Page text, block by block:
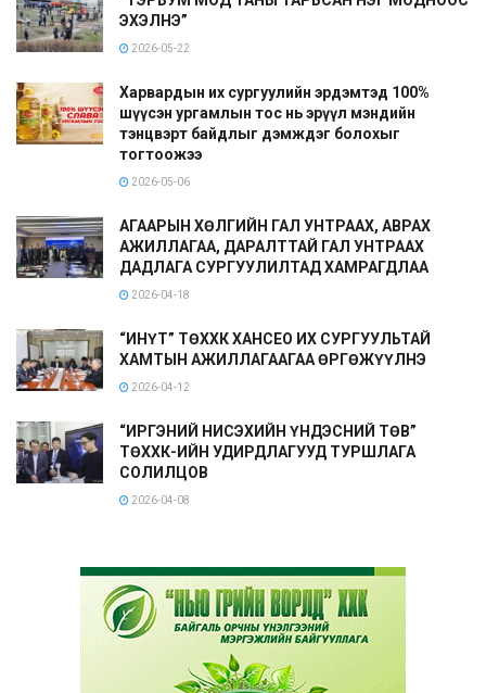
ЭХЭЛНЭ”
2026-05-22
Харвардын их сургуулийн эрдэмтэд 100%
шүүсэн ургамлын тос нь эрүүл мэндийн
тэнцвэрт байдлыг дэмждэг болохыг
тогтоожээ
2026-05-06
АГААРЫН ХӨЛГИЙН ГАЛ УНТРААХ, АВРАХ
АЖИЛЛАГАА, ДАРАЛТТАЙ ГАЛ УНТРААХ
ДАДЛАГА СУРГУУЛИЛТАД ХАМРАГДЛАА
2026-04-18
“ИНҮТ” ТӨХХК ХАНСЕО ИХ СУРГУУЛЬТАЙ
ХАМТЫН АЖИЛЛАГААГАА ӨРГӨЖҮҮЛНЭ
2026-04-12
“ИРГЭНИЙ НИСЭХИЙН ҮНДЭСНИЙ ТӨВ”
ТӨХХК-ИЙН УДИРДЛАГУУД ТУРШЛАГА
СОЛИЛЦОВ
2026-04-08